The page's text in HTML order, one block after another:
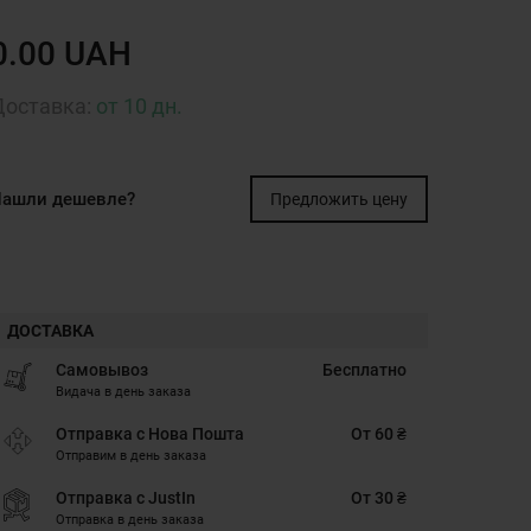
UAH
от 10 дн.
дешевле? Предложить цену
ДОСТАВКА
Самовывоз
Видача в день заказа
Бесплатно
Отправка с Нова Пошта
Отправим в день заказа
От 60 ₴
Отправка с JustIn
Отправка в день заказа
От 30 ₴